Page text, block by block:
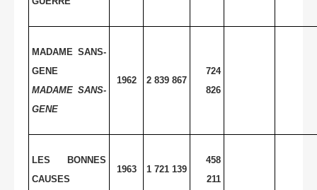
MADAME SANS-
GENE
MADAME SANS-
GENE
1962 2 839 867
724
826
LES BONNES
CAUSES
1963 1 721 139
458
211